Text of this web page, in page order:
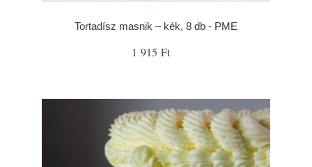
Tortadísz masnik – kék, 8 db - PME
1 915 Ft